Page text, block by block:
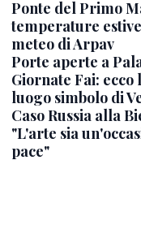
Ponte del Primo
temperature
meteo di Arpav
Porte aperte a
Giornate Fai: ecco
luogo simbolo di
Caso Russia alla
"L'arte sia
pace"